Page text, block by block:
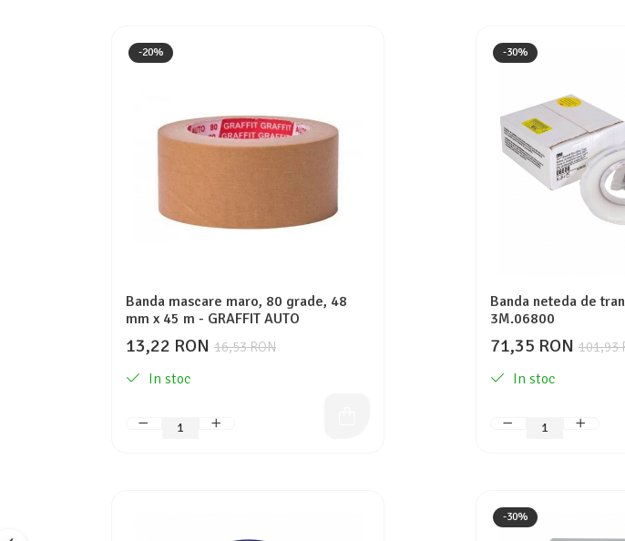
-20%
Banda mascare maro, 80 grade, 48
mm x 45 m - GRAFFIT AUTO
16,53 RON
13,22 RON
In stoc
-30%
Banda neteda de
3M.06800
101,93
71,35 RON
In stoc
-30%